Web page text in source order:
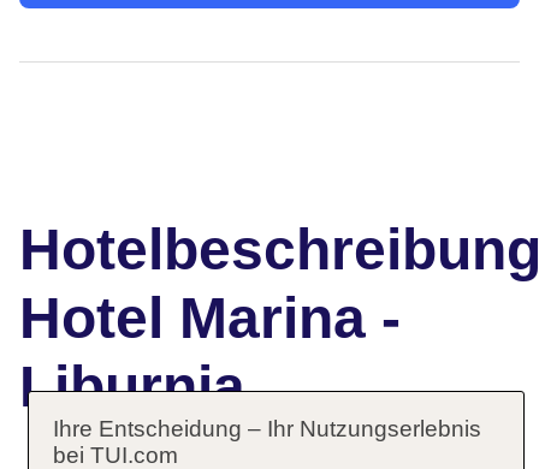
Hotel Marina -
Liburnia
Ihre Entscheidung – Ihr Nutzungserlebnis
bei TUI.com